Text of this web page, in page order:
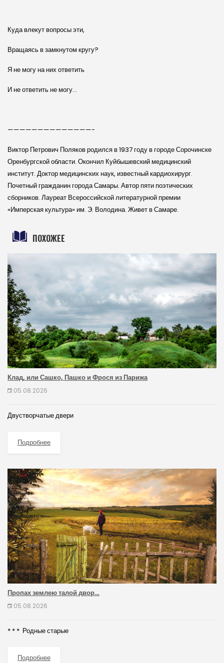
Куда влекут вопросы эти,
Вращаясь в замкнутом кругу?
Я не могу на них ответить
И не ответить не могу…
——————————————-
Виктор Петрович По­ля­ков родился в 1937 году в городе Сорочинске
Оренбург­ской области. Окончил Куйбышевский медицинский
институт. Доктор медицинских наук, известный кардиохирург.
Почетный гражданин города Самары. Автор пяти поэтических
сборников. Лауреат Всероссийской литературной премии
«Имперская культура» им. Э. Володина. Живет в Самаре.
ПОХОЖЕЕ
Клад, или Сашко, Пашко и Фрося из Парижа
05.08.2026
Двустворчатые двери
Подробнее
Пропах землею талой двор…
05.08.2026
* * * Родные старые
Подробнее